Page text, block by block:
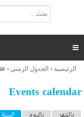
ت
ر
ل
ح
ب

أنت
هنا
الرئيسية › الجدول الزمني ›
Events calendar